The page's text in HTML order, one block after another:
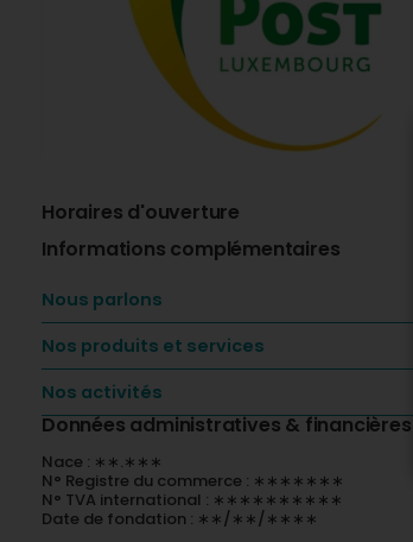
Horaires d'ouverture
Informations complémentaires
Nous parlons
Nos produits et services
Nos activités
Données administratives & financières
Nace : ∗∗.∗∗∗
N° Registre du commerce : ∗∗∗∗∗∗∗
N° TVA international : ∗∗∗∗∗∗∗∗∗∗
Date de fondation : ∗∗/∗∗/∗∗∗∗